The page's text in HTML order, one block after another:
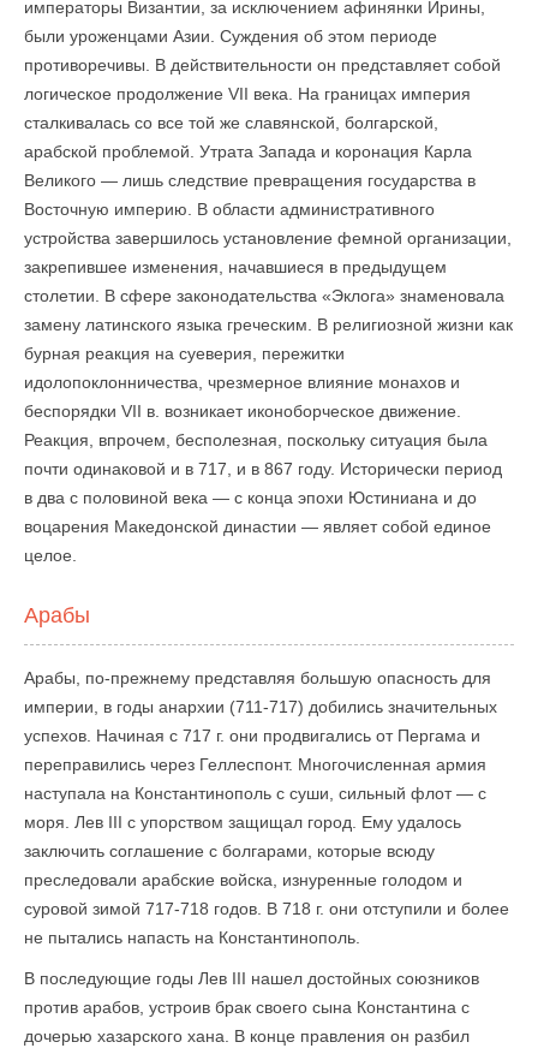
императоры Византии, за исключением афинянки Ирины,
были уроженцами Азии. Суждения об этом периоде
противоречивы. В действительности он представляет собой
логическое продолжение VII века. На границах империя
сталкивалась со все той же славянской, болгарской,
арабской проблемой. Утрата Запада и коронация Карла
Великого — лишь следствие превращения государства в
Восточную империю. В области административного
устройства завершилось установление фемной организации,
закрепившее изменения, начавшиеся в предыдущем
столетии. В сфере законодательства «Эклога» знаменовала
замену латинского языка греческим. В религиозной жизни как
бурная реакция на суеверия, пережитки
идолопоклонничества, чрезмерное влияние монахов и
беспорядки VII в. возникает иконоборческое движение.
Реакция, впрочем, бесполезная, поскольку ситуация была
почти одинаковой и в 717, и в 867 году. Исторически период
в два с половиной века — с конца эпохи Юстиниана и до
воцарения Македонской династии — являет собой единое
целое.
Арабы
Арабы, по-прежнему представляя большую опасность для
империи, в годы анархии (711-717) добились значительных
успехов. Начиная с 717 г. они продвигались от Пергама и
переправились через Геллеспонт. Многочисленная армия
наступала на Константинополь с суши, сильный флот — с
моря. Лев III с упорством защищал город. Ему удалось
заключить соглашение с болгарами, которые всюду
преследовали арабские войска, изнуренные голодом и
суровой зимой 717-718 годов. В 718 г. они отступили и более
не пытались напасть на Константинополь.
В последующие годы Лев III нашел достойных союзников
против арабов, устроив брак своего сына Константина с
дочерью хазарского хана. В конце правления он разбил